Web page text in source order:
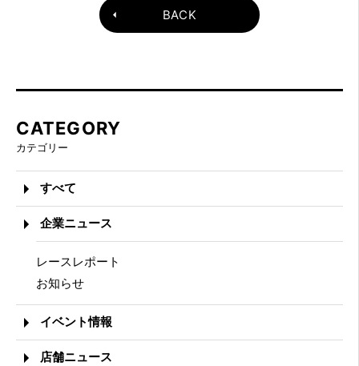
BACK
CATEGORY
カテゴリー
すべて
企業ニュース
レースレポート
お知らせ
イベント情報
店舗ニュース